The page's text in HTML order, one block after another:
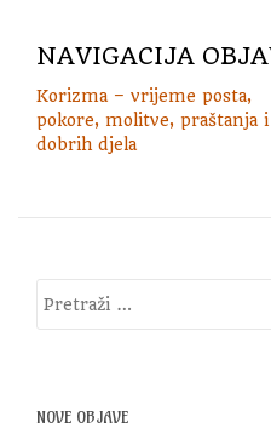
NAVIGACIJA
Korizma – vrijeme posta,
pokore, molitve, praštanja i
dobrih djela
NOVE OBJAVE